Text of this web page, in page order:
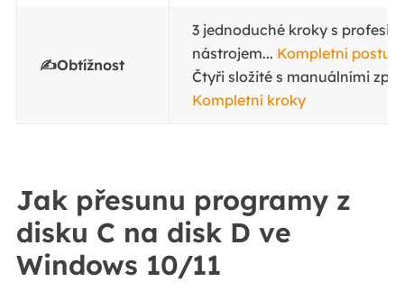
✍️Obtížnost
3 jednoduché kroky s
nástrojem... Kompletní postup
Čtyři složité s manuálními
Kompletní kroky
Jak přesunu programy z
disku C na disk D ve
Windows 10/11